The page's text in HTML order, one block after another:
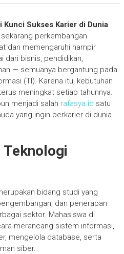
Sukses Karier di Dunia
perkembangan
dan memengaruhi hampir
dari bisnis, pendidikan,
— semuanya bergantung pada
(TI). Karena itu, kebutuhan
meningkat setiap tahunnya.
menjadi salah rafasya.id satu
yang ingin berkarier di dunia
bidang studi yang
dan penerapan
sektor. Mahasiswa di
merancang sistem informasi,
mengelola database, serta
siber.